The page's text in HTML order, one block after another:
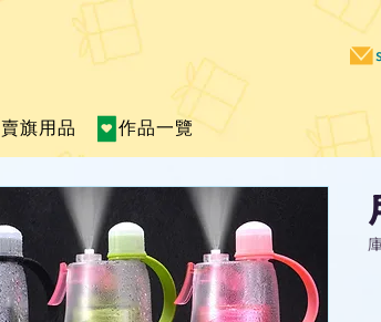
賣旗用品 作品一覽